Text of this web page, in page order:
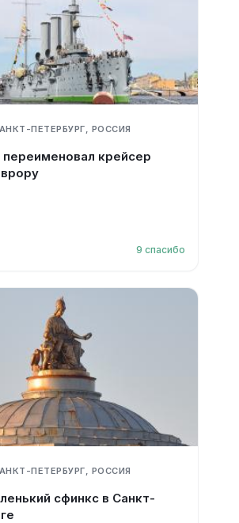
ПЕТЕРБУРГ, РОССИЯ
переименовал крейсер
9 спасибо
ПЕТЕРБУРГ, РОССИЯ
сфинкс в Санкт-